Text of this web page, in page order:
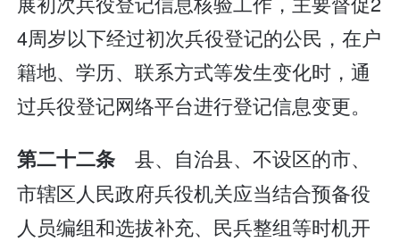
4周岁以下经过初次兵役登记的公民，在户
籍地、学历、联系方式等发生变化时，通
过兵役登记网络平台进行登记信息变更。
第二十二条 县、自治县、不设区的市、
市辖区人民政府兵役机关应当结合预备役
人员编组和选拔补充、民兵整组等时机开